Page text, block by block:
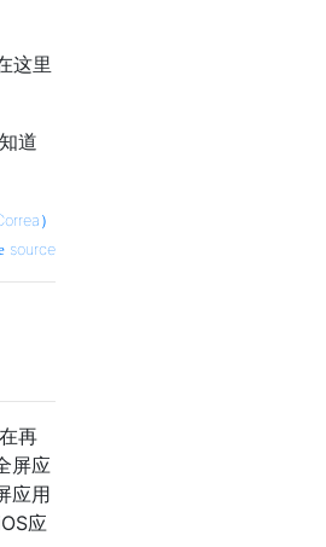
这里
道
）
source
再
屏应
应用
应